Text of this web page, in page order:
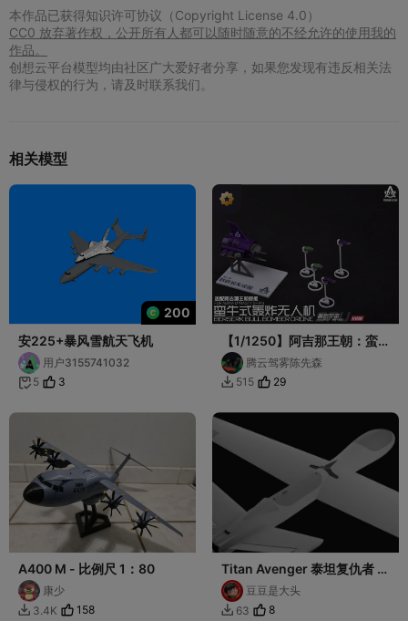
本作品已获得知识许可协议（Copyright License 4.0）
CC0 放弃著作权，公开所有人都可以随时随意的不经允许的使用我的
作品。
创想云平台模型均由社区广大爱好者分享，如果您发现有违反相关法
律与侵权的行为，请及时联系我们。
相关模型
200
安225+暴风雪航天飞机
用户3155741032
 5 3
【1/1250】阿吉那王朝：蛮
牛式超重型轰炸无人机
腾云驾雾陈先森
 515 29
A400 M - 比例尺 1：80
康少
 3.4K 158
Titan Avenger 泰坦复仇者 翼
展2.2M飞机模型航模
豆豆是大头
 63 8